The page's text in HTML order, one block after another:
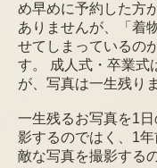
め早めに予約した方
ありませんが、「着
せてしまっているの
す。 成人式・卒業式
が、写真は一生残り
一生残るお写真を1
影するのではく、1
敵な写真を撮影する